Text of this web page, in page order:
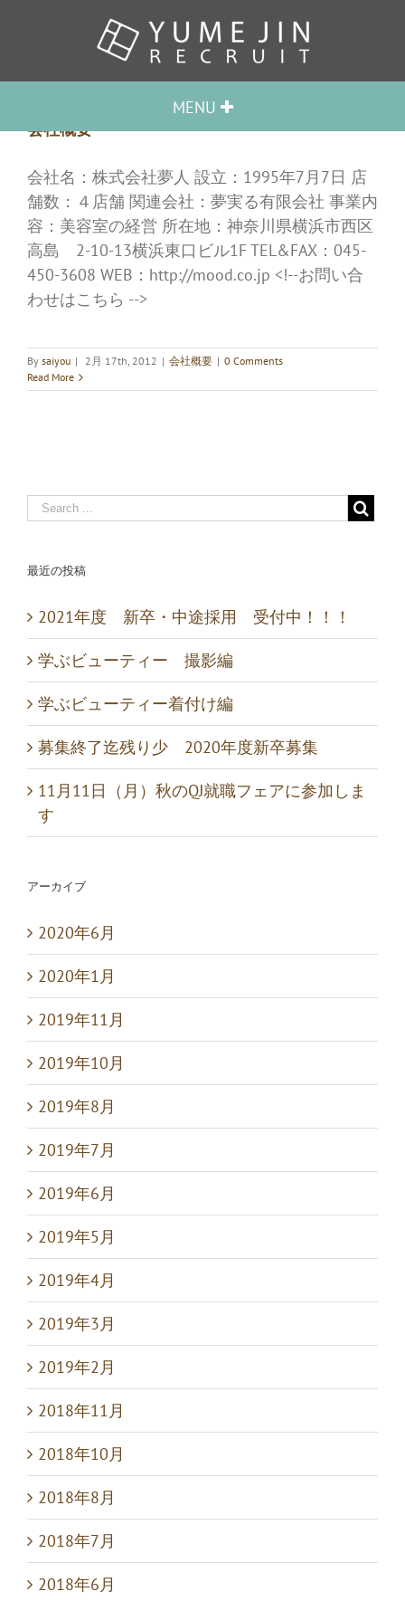
MENU
TOPICS
夢人グループとは
STAFF VOICE
会社概要
会社概要
会社名：株式会社夢人 設立：1995年7月7日 店
舗数：４店舗 関連会社：夢実る有限会社 事業内
容：美容室の経営 所在地：神奈川県横浜市西区
高島 2-10-13横浜東口ビル1F TEL&FAX：045-
450-3608 WEB：http://mood.co.jp <!--お問い合
わせはこちら -->
By saiyou | 2月 17th, 2012 | 会社概要 | 0 Comments
Read More
最近の投稿
2021年度 新卒・中途採用 受付中！！！
学ぶビューティー 撮影編
学ぶビューティー着付け編
募集終了迄残り少 2020年度新卒募集
11月11日（月）秋のQJ就職フェアに参加しま
す
アーカイブ
2020年6月
2020年1月
2019年11月
2019年10月
2019年8月
2019年7月
2019年6月
2019年5月
2019年4月
2019年3月
2019年2月
2018年11月
2018年10月
2018年8月
2018年7月
2018年6月